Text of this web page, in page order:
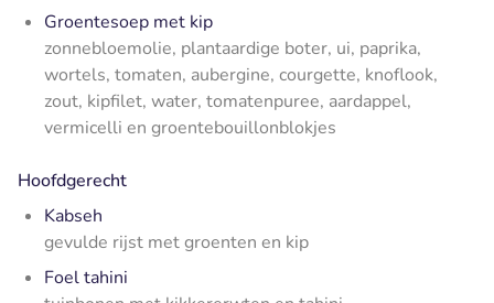
Groentesoep met kip
zonnebloemolie, plantaardige boter, ui, paprika,
wortels, tomaten, aubergine, courgette, knoflook,
zout, kipfilet, water, tomatenpuree, aardappel,
vermicelli en groentebouillonblokjes
Hoofdgerecht
Kabseh
gevulde rijst met groenten en kip
Foel tahini